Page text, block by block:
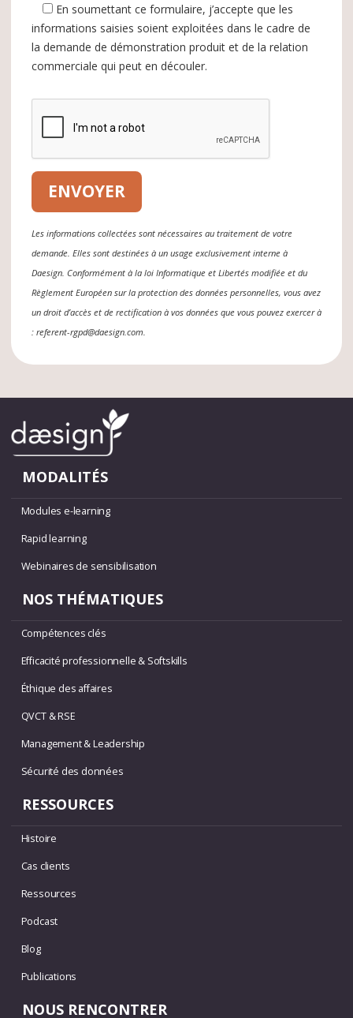
En soumettant ce formulaire, j’accepte que les
informations saisies soient exploitées dans le cadre de
la demande de démonstration produit et de la relation
commerciale qui peut en découler.
Les informations collectées sont nécessaires au traitement de votre
demande. Elles sont destinées à un usage exclusivement interne à
Daesign. Conformément à la loi Informatique et Libertés modifiée et du
Règlement Européen sur la protection des données personnelles, vous avez
un droit d’accès et de rectification à vos données que vous pouvez exercer à
: referent-rgpd@daesign.com.
MODALITÉS
Modules e-learning
Rapid learning
Webinaires de sensibilisation
NOS THÉMATIQUES
Compétences clés
Efficacité professionnelle & Softskills
Éthique des affaires
QVCT & RSE
Management & Leadership
Sécurité des données
RESSOURCES
Histoire
Cas clients
Ressources
Podcast
Blog
Publications
NOUS RENCONTRER